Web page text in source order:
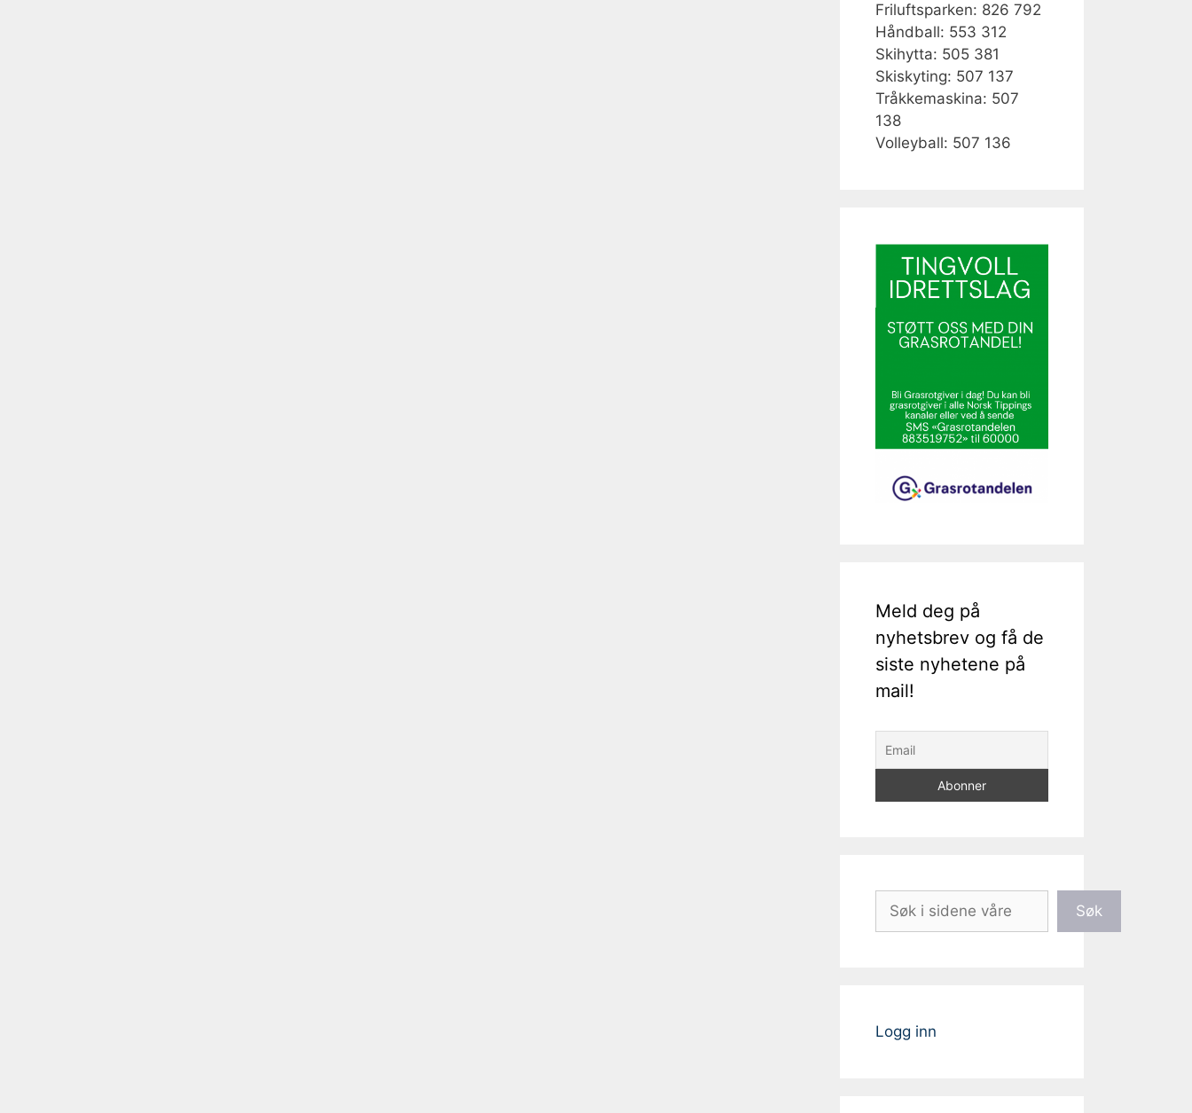
Friluftsparken: 826 792
Håndball: 553 312
Skihytta: 505 381
Skiskyting: 507 137
Tråkkemaskina: 507
138
Volleyball: 507 136
Meld deg på
nyhetsbrev og få de
siste nyhetene på
mail!
Søk
Logg inn